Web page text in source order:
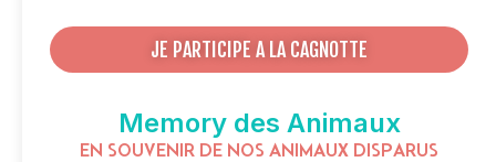
JE PARTICIPE A LA CAGNOTTE
Memory des Animaux
EN SOUVENIR DE NOS ANIMAUX DISPARUS